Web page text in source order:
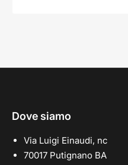
Dove siamo
Via Luigi Einaudi, nc
70017 Putignano BA